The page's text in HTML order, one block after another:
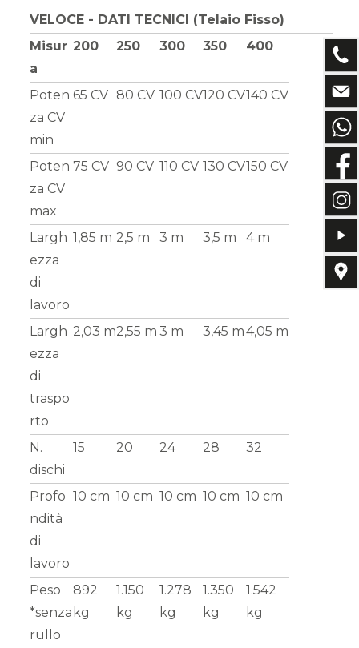
VELOCE - DATI TECNICI (Telaio Fisso)
Misur
a
200 250 300 350 400
Poten
za CV
min
65 CV 80 CV 100 CV120 CV140 CV
Poten
za CV
max
75 CV 90 CV 110 CV 130 CV150 CV
Largh
ezza
di
lavoro
1,85 m 2,5 m 3 m 3,5 m 4 m
Largh
ezza
di
traspo
rto
2,03 m2,55 m 3 m 3,45 m4,05 m
N.
dischi
15 20 24 28 32
Profo
ndità
di
lavoro
10 cm 10 cm 10 cm 10 cm 10 cm
Peso
*senza
rullo
892
kg
1.150
kg
1.278
kg
1.350
kg
1.542
kg